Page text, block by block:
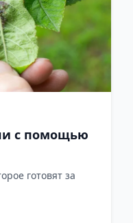
с помощью
готовят за